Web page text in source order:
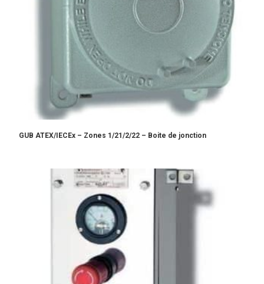
GUB ATEX/IECEx – Zones 1/21/2/22 – Boite de jonction